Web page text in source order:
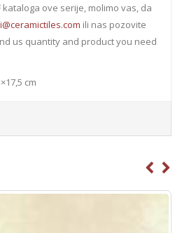
kataloga ove serije, molimo vas, da
ili nas pozovite
us quantity and product you need
cm